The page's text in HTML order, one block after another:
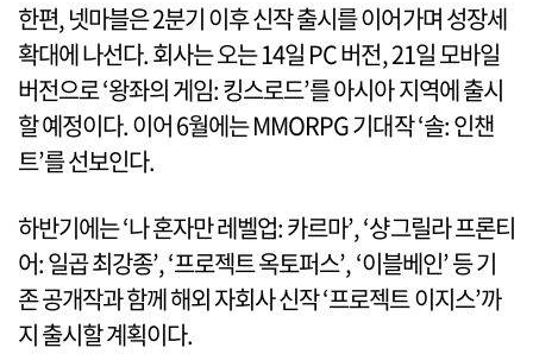
한편, 넷마블은 2분기 이후 신작 출시를 이어가며 성장세
확대에 나선다. 회사는 오는 14일 PC 버전, 21일 모바일
버전으로 ‘왕좌의 게임: 킹스로드’를 아시아 지역에 출시
할 예정이다. 이어 6월에는 MMORPG 기대작 ‘솔: 인챈
트’를 선보인다.
하반기에는 ‘나 혼자만 레벨업: 카르마’, ‘샹그릴라 프론티
어: 일곱 최강종’, ‘프로젝트 옥토퍼스’, ‘이블베인’ 등 기
존 공개작과 함께 해외 자회사 신작 ‘프로젝트 이지스’까
지 출시할 계획이다.